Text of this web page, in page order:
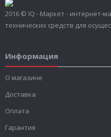
2016 © IQ - Маркет - интернет-
технических средств для
Информация
О магазине
Доставка
Оплата
Гарантия